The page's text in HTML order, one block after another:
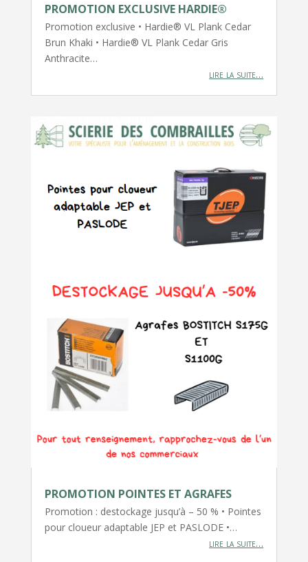
PROMOTION EXCLUSIVE HARDIE®
Promotion exclusive • Hardie® VL Plank Cedar
Brun Khaki • Hardie® VL Plank Cedar Gris
Anthracite…
lire la suite…
PROMOTION POINTES ET AGRAFES
Promotion : destockage jusqu’à – 50 % • Pointes
pour cloueur adaptable JEP et PASLODE •…
lire la suite…